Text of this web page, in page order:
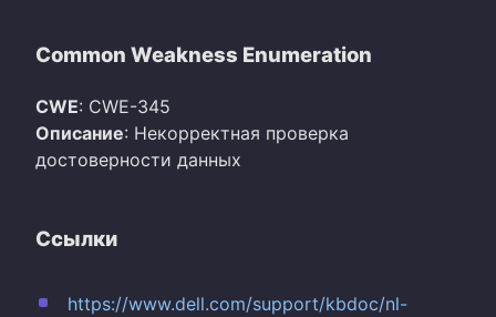
Common Weakness Enumeration
CWE: CWE-345
Описание: Некорректная проверка
достоверности данных
Ссылки
https://www.dell.com/support/kbdoc/nl-